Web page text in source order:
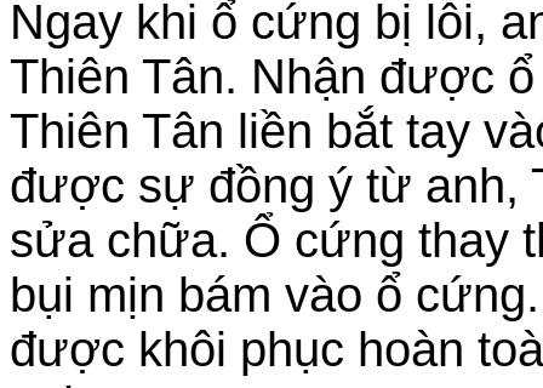
Ngay khi ổ cứng bị lỗi,
Thiên Tân. Nhận được
Thiên Tân liền bắt tay
được sự đồng ý từ anh,
sửa chữa. Ổ cứng thay
bụi mịn bám vào ổ
được khôi phục hoàn